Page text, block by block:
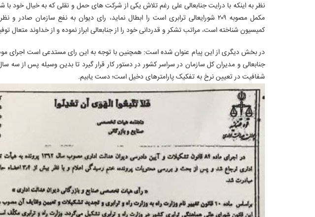
نظر به اینکه با درایت جنابعالی علی رغم تلاش یکی از شرکت های حمل و نقلی که به خیال خود با
مکمل مصوبه ۲۰۹ شورایعالی ترابری است را ابطال نماید، رای دیوان به نفع
کمیسیون شناخته است، مراتب تشکر و قدردانی خود را از جنابعالی ابراز نموده و از خداوند متعال
جنابعالی و مدیران کل سازمان در سراسر کشور در دستور کار قرار گیرد تا بدین وسیله پس از سه
شفافیت در تعیین نرخ به تفکیک پارامترهای دخیل است؛ دست یابیم.